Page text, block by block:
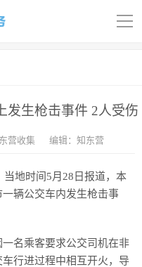
导
发生枪击事件 2人受伤
营收集 编辑：知东营
地时间5月28日报道，本
辆公交车内发生枪击事
名乘客要求公交司机在非
行进过程中相互开火，导